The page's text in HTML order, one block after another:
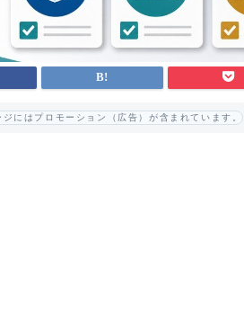
にはプロモーション（広告）が含まれています。